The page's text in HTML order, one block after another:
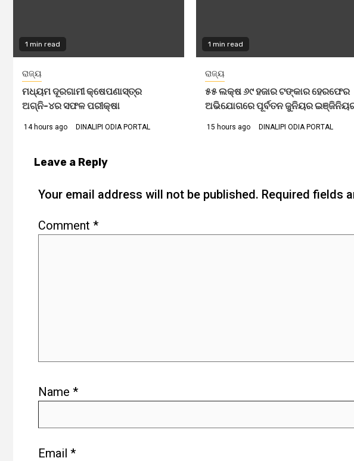
1 min read
ରାଜ୍ୟ
ମଧ୍ୟମ ଦୂରଗାମୀ କ୍ଷେପଣାସ୍ତ୍ର
ଅଗ୍ନି-୪ର ସଫଳ ପରୀକ୍ଷା
14 hours ago DINALIPI ODIA PORTAL
1 min read
ରାଜ୍ୟ
୫୫ ଲକ୍ଷ ୬୯ ହଜାର ଟଙ୍କାର ହେରଫେର
ଅଭିଯୋଗରେ ପୂର୍ବତନ ଜୁନିୟର
15 hours ago DINALIPI ODIA PORTAL
Leave a Reply
Your email address will not be published. Required fields
Comment *
Name *
Email *